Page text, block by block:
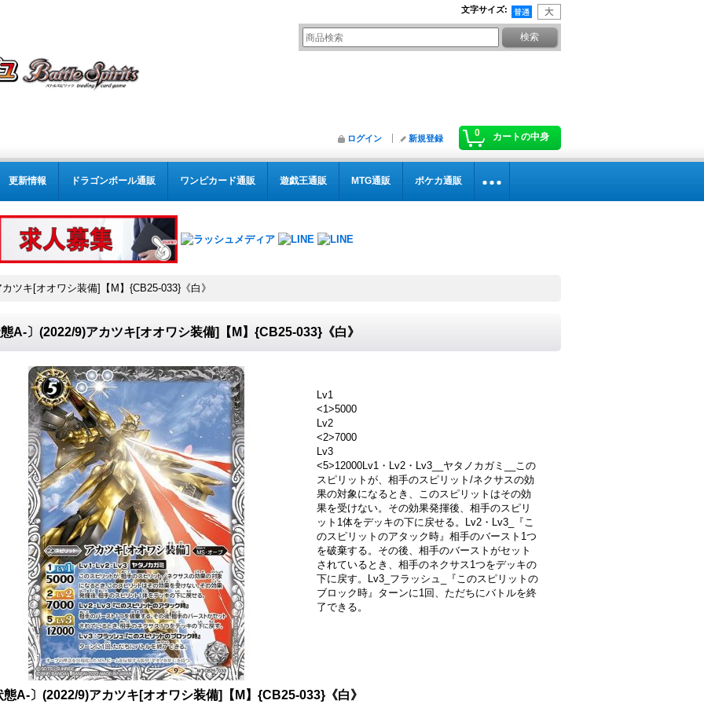
文字サイズ:
0 カートの中身
ログイン 新規登録
更新情報 ドラゴンボール通販 ワンピカード通販 遊戯王通販 MTG通販 ポケカ通販
ツキ[オオワシ装備]【M】{CB25-033}《白》
A-〕(2022/9)アカツキ[オオワシ装備]【M】{CB25-033}《白》
Lv1
<1>5000
Lv2
<2>7000
Lv3
<5>12000Lv1・Lv2・Lv3__ヤタノカガミ__この
スピリットが、相手のスピリット/ネクサスの効
果の対象になるとき、このスピリットはその効
果を受けない。その効果発揮後、相手のスピリ
ット1体をデッキの下に戻せる。Lv2・Lv3_『こ
のスピリットのアタック時』相手のバースト1つ
を破棄する。その後、相手のバーストがセット
されているとき、相手のネクサス1つをデッキの
下に戻す。Lv3_フラッシュ_『このスピリットの
ブロック時』ターンに1回、ただちにバトルを終
了できる。
態A-〕(2022/9)アカツキ[オオワシ装備]【M】{CB25-033}《白》